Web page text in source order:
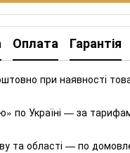
Оплата Гарантія
при наявності
по Україні — за
та області — по